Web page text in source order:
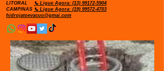
LITORAL
📞 Ligue Agora: (13) 99172-5904
CAMPINAS 📞 Ligue Agora: (19) 99572-4703
hidrojatoevacuo@gmai.com